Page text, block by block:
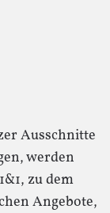
Ausschnitte
werden
zu dem
Angebote,